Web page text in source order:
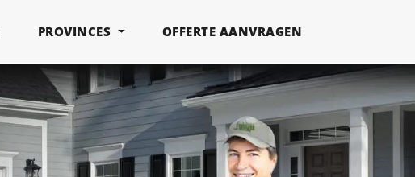
PROVINCES OFFERTE AANVRAGEN